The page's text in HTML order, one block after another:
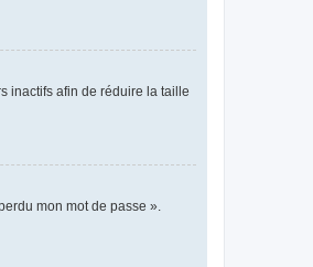
inactifs afin de réduire la taille
mon mot de passe ».